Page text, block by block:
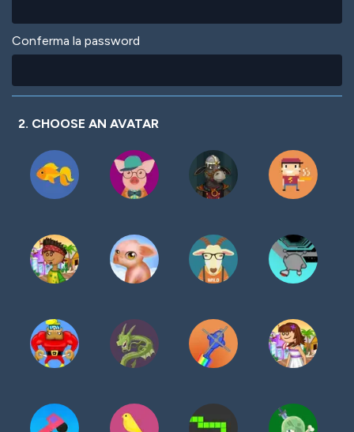
Conferma la password
2. CHOOSE AN AVATAR